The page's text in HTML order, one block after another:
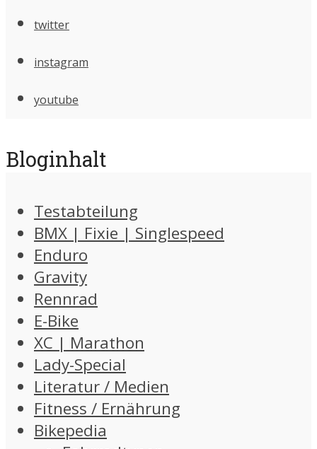
twitter
instagram
youtube
Bloginhalt
Testabteilung
BMX | Fixie | Singlespeed
Enduro
Gravity
Rennrad
E-Bike
XC | Marathon
Lady-Special
Literatur / Medien
Fitness / Ernährung
Bikepedia